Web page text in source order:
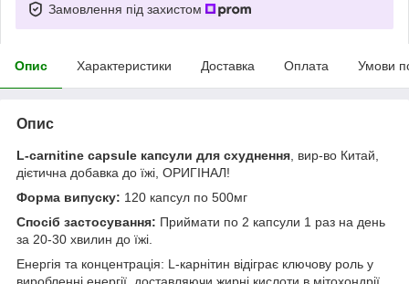
Замовлення під захистом
Опис Характеристики Доставка Оплата Умови
Опис
L-carnitine capsule капсули для схуднення , вир-во Китай,
дієтична добавка до їжі, ОРИГІНАЛ!
Форма випуску: 120 капсул по 500мг
Спосіб застосування: Приймати по 2 капсули 1 раз на день
за 20-30 хвилин до їжі.
Енергія та концентрація: L-карнітин відіграє ключову роль у
виробленні енергії, доставляючи жирні кислоти в мітохондрії